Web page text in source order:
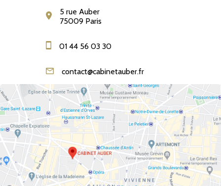
5 rue Auber
75009 Paris
01 44 56 03 30
contact@cabinetauber.fr